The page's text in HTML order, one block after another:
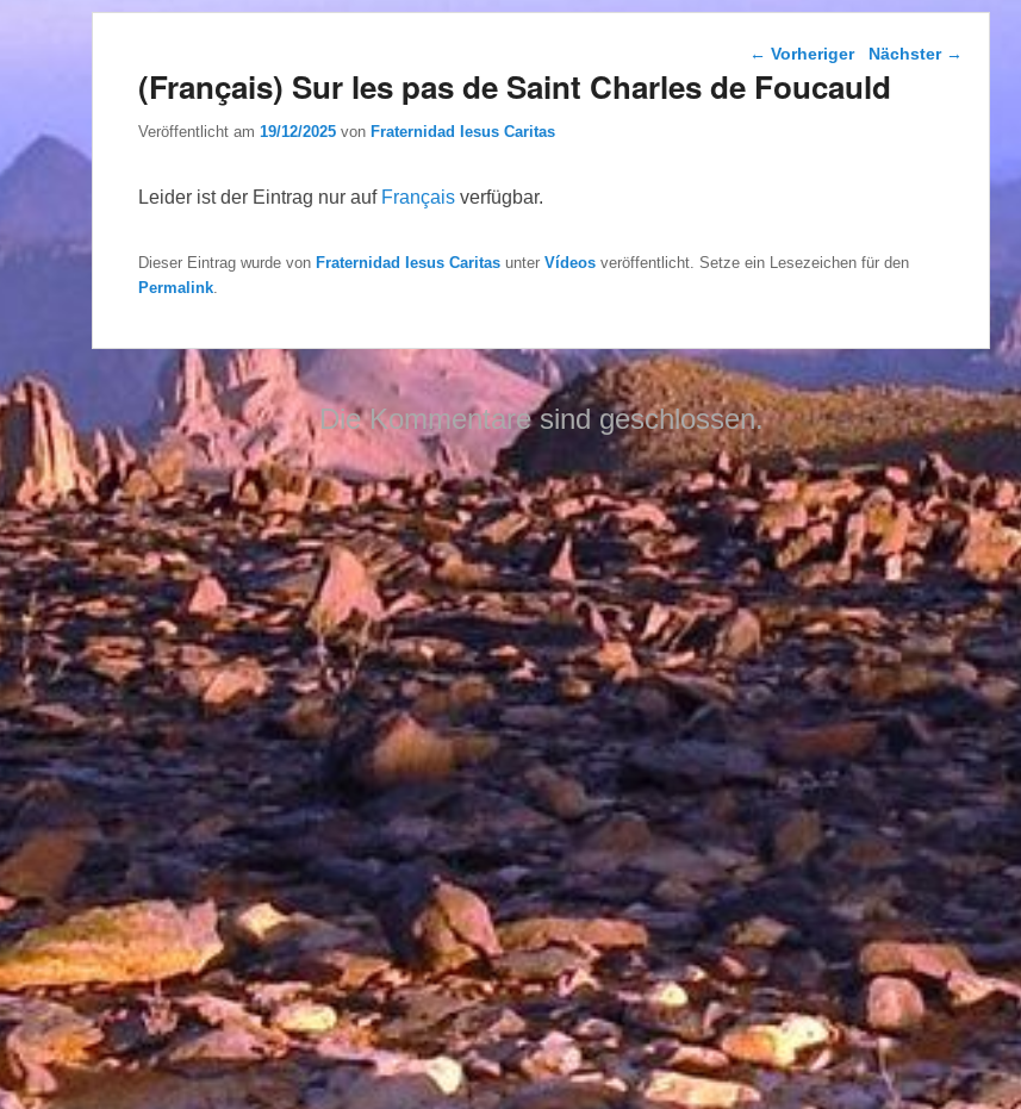
Beitragsnavigation
← Vorheriger Nächster →
(Français) Sur les pas de Saint Charles de Foucauld
Veröffentlicht am 19/12/2025 von Fraternidad Iesus Caritas
Leider ist der Eintrag nur auf Français verfügbar.
Dieser Eintrag wurde von Fraternidad Iesus Caritas unter Vídeos veröffentlicht. Setze ein Lesezeichen für den
Permalink
Die Kommentare sind geschlossen.